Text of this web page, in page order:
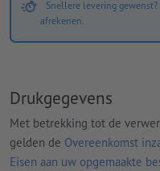
Snellere levering
afrekenen.
Drukgegevens
Met betrekking tot de
gelden de Overeenkomst
Eisen aan uw opgemaakte